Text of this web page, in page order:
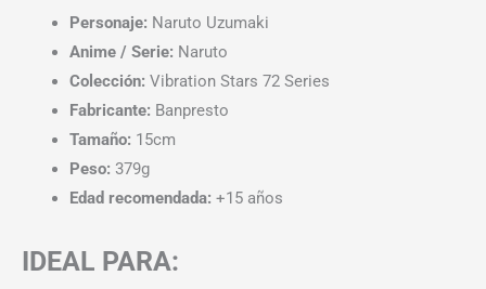
Personaje: Naruto Uzumaki
Anime / Serie: Naruto
Colección: Vibration Stars 72 Series
Fabricante: Banpresto
Tamaño: 15cm
Peso: 379g
Edad recomendada: +15 años
IDEAL PARA: